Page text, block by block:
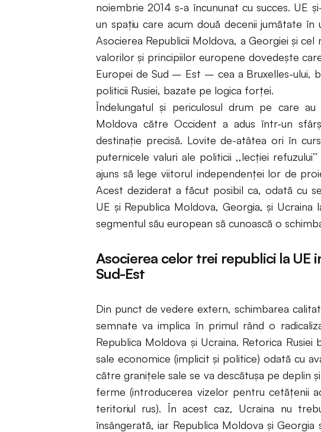
noiembrie 2014 s-a încununat cu succes. UE
un spațiu care acum două decenii jumătate
Asocierea Republicii Moldova, a Georgiei și
valorilor și principiilor europene dovedește
Europei de Sud – Est – cea a Bruxelles-ului,
politicii Rusiei, bazate pe logica forței.
Îndelungatul și periculosul drum pe care
Moldova către Occident a adus într-un
destinație precisă. Lovite de-atâtea ori în
puternicele valuri ale politicii ,,lecției
ajuns să lege viitorul independenței lor de
Acest deziderat a făcut posibil ca, odată cu
UE și Republica Moldova, Georgia, și
segmentul său european să cunoască o
Asocierea celor trei republici la UE
Sud-Est
Din punct de vedere extern, schimbarea
semnate va implica în primul rând o
Republica Moldova și Ucraina. Retorica
sale economice (implicit și politice) odată cu
către granițele sale se va descătușa pe deplin
ferme (introducerea vizelor pentru cetățenii
teritoriul rus). În acest caz, Ucraina nu
însângerată, iar Republica Moldova și